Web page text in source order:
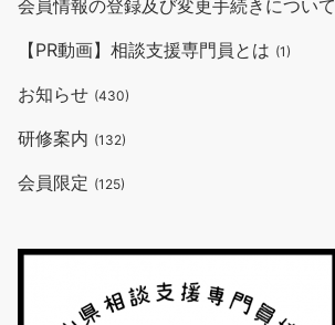
会員情報の登録及び変更手続きについて
【PR動画】相談支援専門員とは (1)
お知らせ (430)
研修案内 (132)
会員限定 (125)